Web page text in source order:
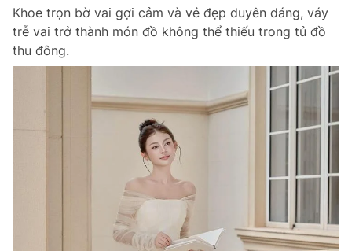
Khoe trọn bờ vai gợi cảm và vẻ đẹp duyên dáng, váy
trễ vai trở thành món đồ không thể thiếu trong tủ đồ
thu đông.